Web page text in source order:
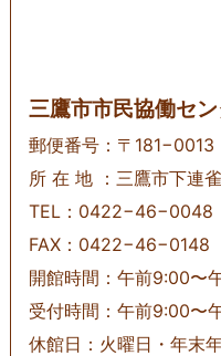
三鷹市市民協働セ
郵便番号：〒181−0013
所 在 地 ：三鷹市下連
TEL：0422−46−0048
FAX：0422−46−0148
開館時間：午前9:00〜
受付時間：午前9:00〜
休館日：火曜日・年末